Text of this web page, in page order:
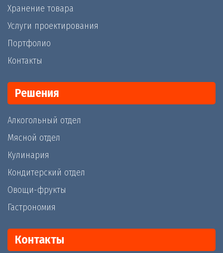
Хранение товара
Услуги проектирования
Портфолио
Контакты
Решения
Алкогольный отдел
Мясной отдел
Кулинария
Кондитерский отдел
Овощи-фрукты
Гастрономия
Контакты